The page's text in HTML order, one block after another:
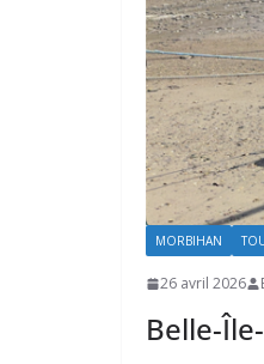
MORBIHAN
26 avril 2026
Belle-